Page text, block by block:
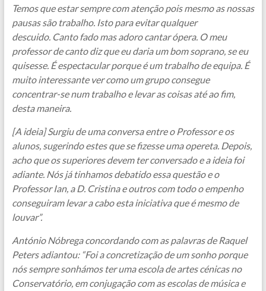
Temos que estar sempre com atenção pois mesmo as nossas
pausas são trabalho. Isto para evitar qualquer
descuido. Canto fado mas adoro cantar ópera. O meu
professor de canto diz que eu daria um bom soprano, se eu
quisesse. É espectacular porque é um trabalho de equipa. É
muito interessante ver como um grupo consegue
concentrar-se num trabalho e levar as coisas até ao fim,
desta maneira.
[A ideia] Surgiu de uma conversa entre o Professor e os
alunos, sugerindo estes que se fizesse uma opereta. Depois,
acho que os superiores devem ter conversado e a ideia foi
adiante. Nós já tinhamos debatido essa questão e o
Professor Ian, a D. Cristina e outros com todo o empenho
conseguiram levar a cabo esta iniciativa que é mesmo de
louvar”.
António Nóbrega concordando com as palavras de Raquel
Peters adiantou: “Foi a concretização de um sonho porque
nós sempre sonhámos ter uma escola de artes cénicas no
Conservatório, em conjugação com as escolas de música e